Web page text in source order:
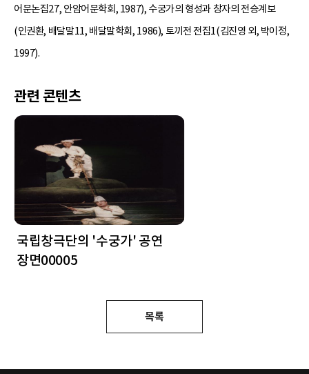
어문논집27, 안암어문학회, 1987), 수궁가의 형성과 창자의 전승계보
(인권환, 배달말11, 배달말학회, 1986), 토끼전 전집1(김진영 외, 박이정,
1997).
관련 콘텐츠
국립창극단의 '수궁가' 공연
장면00005
목록